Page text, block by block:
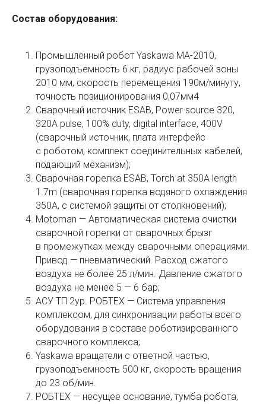
Состав оборудования:
Промышленный робот Yaskawa MA-2010,
грузоподъемность 6 кг, радиус рабочей зоны
2010 мм, скорость перемещения 190м/минуту,
точность позиционирования 0,07мм4
Сварочный источник ESAB, Power source 320,
320A pulse, 100% duty, digital interface, 400V
(сварочный источник, плата интерфейс
с роботом, комплект соединительных кабелей,
подающий механизм);
Сварочная горелка ESAB, Torch at 350A length
1.7m (сварочная горелка водяного охлаждения
350А, с системой защиты от столкновений);
Motoman — Автоматическая система очистки
сварочной горелки от сварочных брызг
в промежутках между сварочными операциями.
Привод — пневматический. Расход сжатого
воздуха не более 25 л/мин. Давление сжатого
воздуха не менее 5 — 6 бар;
АСУ ТП 2ур. РОБТЕХ — Система управления
комплексом, для синхронизации работы всего
оборудования в составе роботизированного
сварочного комплекса;
Yaskawa вращатели с ответной частью,
грузоподъемность 500 кг, скорость вращения
до 23 об/мин.
РОБТЕХ — несущее основание, тумба робота,